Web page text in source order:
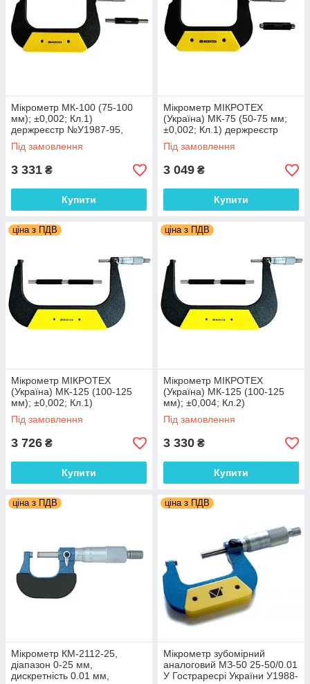
Мікрометр МК-100 (75-100
мм); ±0,002; Кл.1)
держреєстр №У1987-95,
Україна. МІКРОТЕХ (Україна)
Під замовлення
3 331 ₴
Купити
Мікрометр МІКРОТЕХ
(Україна) МК-75 (50-75 мм;
±0,002; Кл.1) держреєстр
№У1987-95, Україна
Під замовлення
3 049 ₴
Купити
ціна з ПДВ
Мікрометр МІКРОТЕХ
(Україна) МК-125 (100-125
мм); ±0,002; Кл.1)
держреєстр №У1987-95,
Україна
Під замовлення
3 726 ₴
Купити
ціна з ПДВ
Мікрометр МІКРОТЕХ
(Україна) МК-125 (100-125
мм); ±0,004; Кл.2)
держреєстр №У1987-95,
Україна
Під замовлення
3 330 ₴
Купити
ціна з ПДВ
Мікрометр КМ-2112-25,
діапазон 0-25 мм,
дискретність 0.01 мм,
ціна з ПДВ
Мікрометр зубомірний
аналоговий МЗ-50 25-50/0.01
У Гостраресрі України У1988-